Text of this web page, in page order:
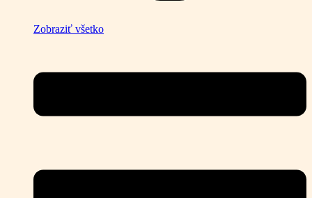
Zobraziť všetko